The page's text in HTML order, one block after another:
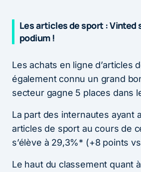
Les articles de sport : Vinted
podium !
Les achats en ligne d’articles
également connu un grand
secteur gagne 5 places dans
La part des internautes ayant
articles de sport au cours de
s’élève à 29,3%* (+8 points
Le haut du classement quant